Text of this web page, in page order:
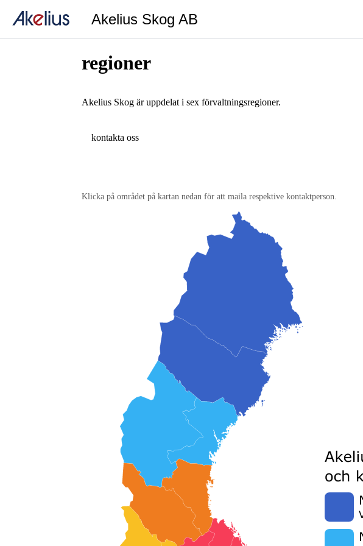
Akelius Skog AB
regioner
Akelius Skog är uppdelat i sex förvaltningsregioner.
kontakta oss
Klicka på området på kartan nedan för att maila respektive kontaktperson.